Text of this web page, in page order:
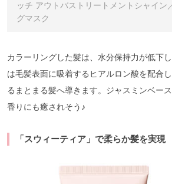
ッチ アウトバストリートメントシャイン
グマスク
カラーリングした髪は、水分保持力が低下
は毛髪表面に吸着するヒアルロン酸を配合
るまとまる髪へ導きます。ジャスミンベー
香りにも癒されそう♪
「スウィーティア」で柔らか髪を実現